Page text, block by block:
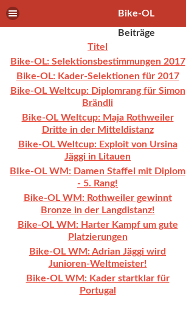
Bike-OL
Beiträge
Titel
Bike-OL: Selektionsbestimmungen 2017
Bike-OL: Kader-Selektionen für 2017
Bike-OL Weltcup: Diplomrang für Simon
Brändli
Bike-OL Weltcup: Maja Rothweiler
Dritte in der Mitteldistanz
Bike-OL Weltcup: Exploit von Ursina
Jäggi in Litauen
BIke-OL WM: Damen Staffel mit Diplom
- 5. Rang!
Bike-OL WM: Rothweiler gewinnt
Bronze in der Langdistanz!
Bike-OL WM: Harter Kampf um gute
Platzierungen
Bike-OL WM: Adrian Jäggi wird
Junioren-Weltmeister!
Bike-OL WM: Kader startklar für
Portugal